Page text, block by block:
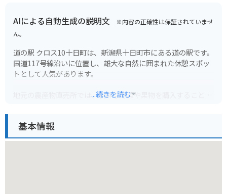
AIによる自動生成の説明文 ※内容の正確性は保証されていませ
ん。
道の駅 クロス10十日町は、新潟県十日町市にある道の駅です。
国道117号線沿いに位置し、雄大な自然に囲まれた休憩スポッ
トとして人気があります。
地元の農産物直売所では、新鮮な野菜や果物を購入することが
材をふんだんに使った料理を楽しむことができます。
...続きを読む
基本情報